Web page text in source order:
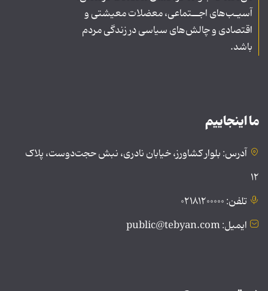
آسیـب‌های اجــتماعی، معضلات معیشتی و
اقتصادی و چالش‌های سیاسی در زندگی مردم
باشد.
ما اینجاییم
آدرس: بلوار کشاورز، خیابان نادری، نبش حجت‌دوست، پلاک
۱۲
تلفن: ۰۲۱۸۱۲۰۰۰۰۰
ایمیل: public@tebyan.com